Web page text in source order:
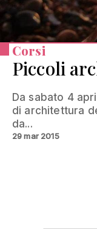
Corsi
Piccoli
Da sabato 4
di architettura
da...
29 mar 2015